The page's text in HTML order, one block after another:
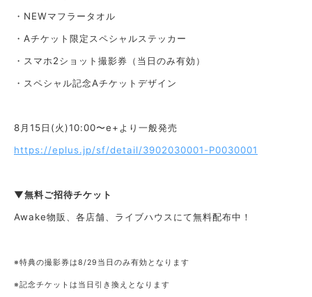
・NEWマフラータオル
・Aチケット限定スペシャルステッカー
・スマホ2ショット撮影券（当日のみ有効）
・スペシャル記念Aチケットデザイン
8月15日(火)10:00〜e+より一般発売
https://eplus.jp/sf/detail/3902030001-P0030001
▼無料ご招待チケット
Awake物販、各店舗、ライブハウスにて無料配布中！
※特典の撮影券は8/29当日のみ有効となります
※記念チケットは当日引き換えとなります